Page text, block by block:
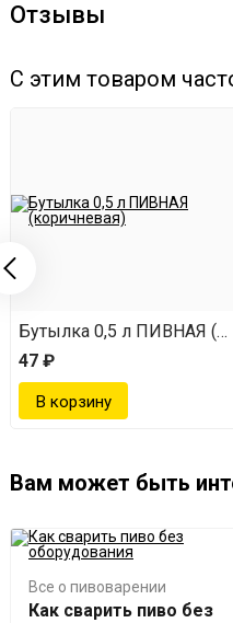
Отзывы
С этим товаром
Бутылка 0,5 л ПИВНАЯ
47 ₽
Вам может быть
Все о пивоварении
Как сварить пиво без